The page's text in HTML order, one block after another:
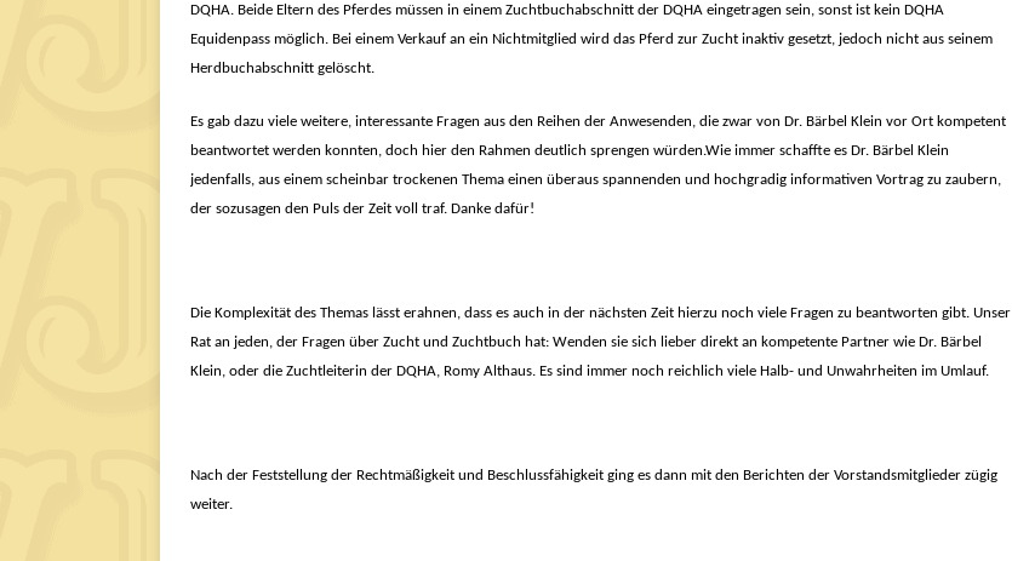
DQHA. Beide Eltern des Pferdes müssen in einem Zuchtbuchabschnitt der DQHA eingetragen sein, sonst ist kein DQHA
Equidenpass möglich. Bei einem Verkauf an ein Nichtmitglied wird das Pferd zur Zucht inaktiv gesetzt, jedoch nicht aus seinem
Herdbuchabschnitt gelöscht.
Es gab dazu viele weitere, interessante Fragen aus den Reihen der Anwesenden, die zwar von Dr. Bärbel Klein vor Ort kompetent
beantwortet werden konnten, doch hier den Rahmen deutlich sprengen würden.Wie immer schaffte es Dr. Bärbel Klein
jedenfalls, aus einem scheinbar trockenen Thema einen überaus spannenden und hochgradig informativen Vortrag zu zaubern,
der sozusagen den Puls der Zeit voll traf. Danke dafür!
Die Komplexität des Themas lässt erahnen, dass es auch in der nächsten Zeit hierzu noch viele Fragen zu beantworten gibt. Unser
Rat an jeden, der Fragen über Zucht und Zuchtbuch hat: Wenden sie sich lieber direkt an kompetente Partner wie Dr. Bärbel
Klein, oder die Zuchtleiterin der DQHA, Romy Althaus. Es sind immer noch reichlich viele Halb- und Unwahrheiten im Umlauf.
Nach der Feststellung der Rechtmäßigkeit und Beschlussfähigkeit ging es dann mit den Berichten der Vorstandsmitglieder zügig
weiter.